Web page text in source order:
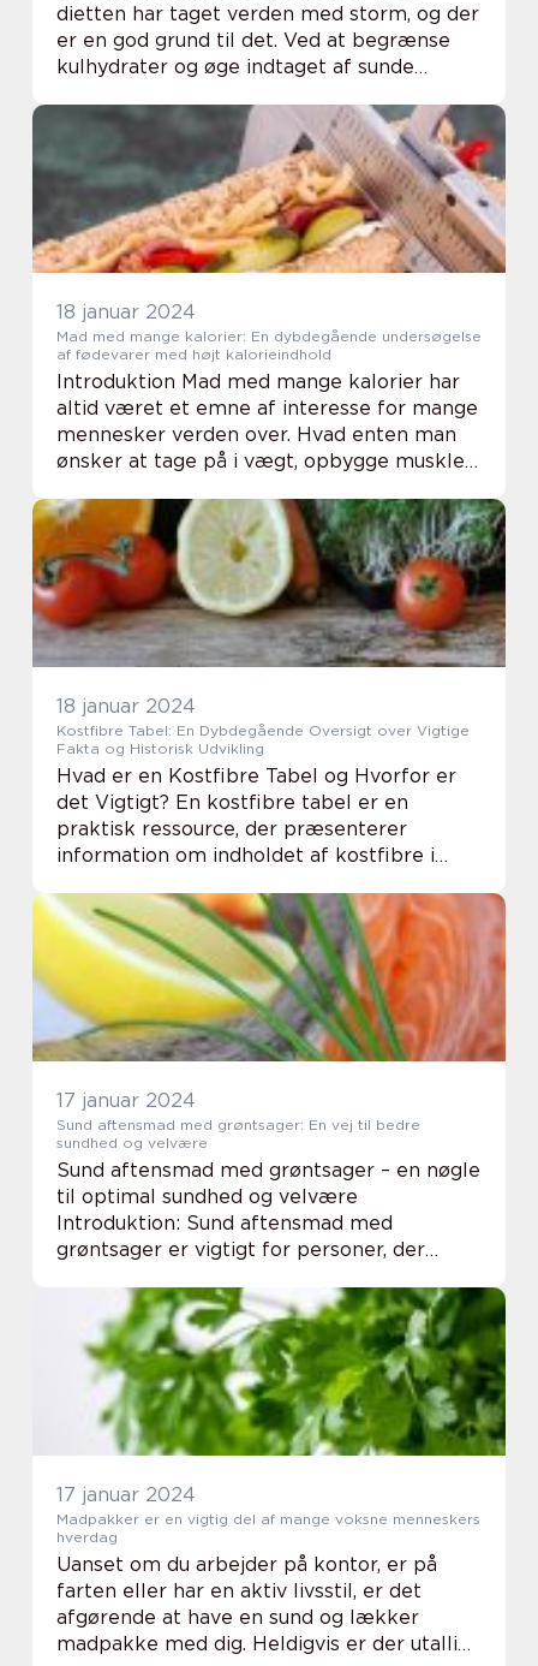
dietten har taget verden med storm, og der
er en god grund til det. Ved at begrænse
kulhydrater og øge indtaget af sunde
at forbrænde fedt som primær energikilde
18 januar 2024
Mad med mange kalorier: En dybdegående undersøgelse
af fødevarer med højt kalorieindhold
Introduktion Mad med mange kalorier har
altid været et emne af interesse for mange
mennesker verden over. Hvad enten man
ønsker at tage på i vægt, opbygge muskler
så kan fødevarer med et højt
kalorieindhold...
18 januar 2024
Kostfibre Tabel: En Dybdegående Oversigt over Vigtige
Fakta og Historisk Udvikling
Hvad er en Kostfibre Tabel og Hvorfor er
det Vigtigt? En kostfibre tabel er en
praktisk ressource, der præsenterer
information om indholdet af kostfibre i
afgørende rolle i vores generelle sundhed
og velvære, ...
17 januar 2024
Sund aftensmad med grøntsager: En vej til bedre
sundhed og velvære
Sund aftensmad med grøntsager – en nøgle
til optimal sundhed og velvære
Introduktion: Sund aftensmad med
grøntsager er vigtigt for personer, der
sundhed og velvære. Ved at inkludere en
bred vifte af næringsrig...
17 januar 2024
Madpakker er en vigtig del af mange voksne menneskers
hverdag
Uanset om du arbejder på kontor, er på
farten eller har en aktiv livsstil, er det
afgørende at have en sund og lækker
madpakke med dig. Heldigvis er der utallige